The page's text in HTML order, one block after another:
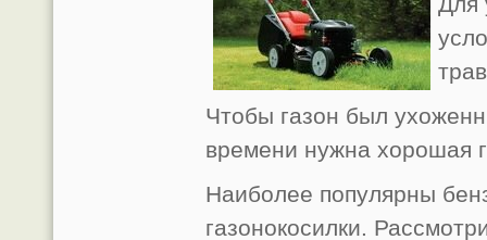
Чтобы газон был
времени нужна хорошая
Наиболее популярны
газонокосилки.